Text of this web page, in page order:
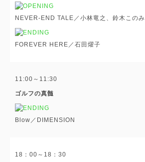
NEVER-END TALE／小林竜之、鈴木このみ
FOREVER HERE／石田燿子
11:00～11:30
ゴルフの真髄
Blow／DIMENSION
18：00～18：30